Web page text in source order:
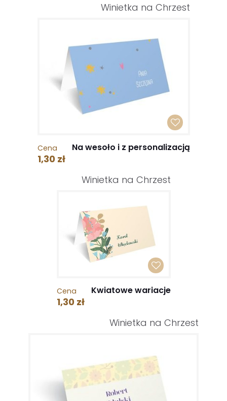
Winietka na Chrzest
Cena
1,30 zł
Na wesoło i z personalizacją
Winietka na Chrzest
Cena
1,30 zł
Kwiatowe wariacje
Winietka na Chrzest